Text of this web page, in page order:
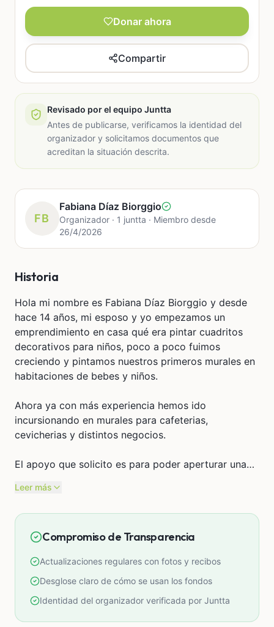
Donar ahora
Compartir
Revisado por el equipo Juntta
Antes de publicarse, verificamos la identidad del
organizador y solicitamos documentos que
acreditan la situación descrita.
FB
Fabiana Díaz Biorggio
Organizador · 1 juntta · Miembro desde
26/4/2026
Historia
Hola mi nombre es Fabiana Díaz Biorggio y desde
hace 14 años, mi esposo y yo empezamos un
emprendimiento en casa qué era pintar cuadritos
decorativos para niños, poco a poco fuimos
creciendo y pintamos nuestros primeros murales en
habitaciones de bebes y niños.
Ahora ya con más experiencia hemos ido
incursionando en murales para cafeterias,
cevicherias y distintos negocios.
El apoyo que solicito es para poder aperturar una
podamos también vender los cuadros qué pintamos,
conozca.
para que podamos crecer...
Leer más
Compromiso de Transparencia
Actualizaciones regulares con fotos y recibos
Desglose claro de cómo se usan los fondos
Identidad del organizador verificada por Juntta